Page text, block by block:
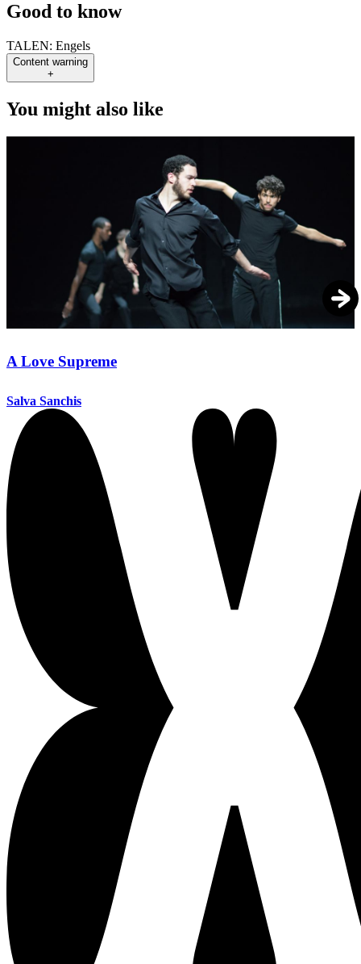
Good to know
TALEN: Engels
Content warning
+
You might also like
A Love Supreme
Salva Sanchis